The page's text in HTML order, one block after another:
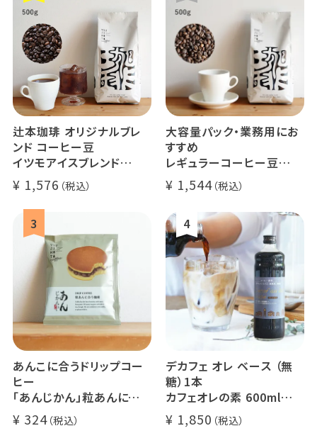
辻本珈琲 オリジナルブレ
ンド コーヒー豆
イツモアイスブレンド
500g
アイスコーヒーにオススメ
大容量 毎日のコーヒーに
業務用 水出
煎りたて 新鮮コーヒー豆
自家焙煎
1,576
大容量パック・業務用にお
すすめ
レギュラーコーヒー豆
イツモブレンド 500g
1,544
あんこに合うドリップコー
ヒー
「あんじかん」粒あんに合う
珈琲 1杯分
324
デカフェ オレ ベース （無
糖）1本
カフェオレの素 600ml
瓶タイプ 4~5倍希釈 / 砂
糖不使用
1,850